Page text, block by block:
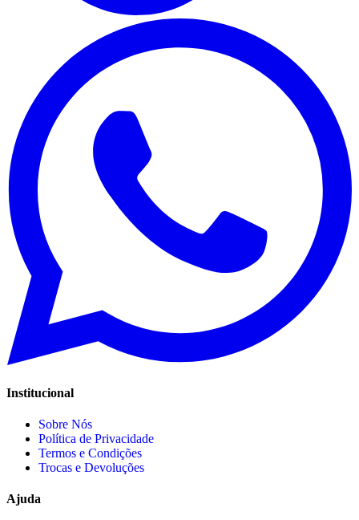
Institucional
Sobre Nós
Política de Privacidade
Termos e Condições
Trocas e Devoluções
Ajuda